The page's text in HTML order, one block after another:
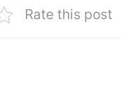
Rate this post